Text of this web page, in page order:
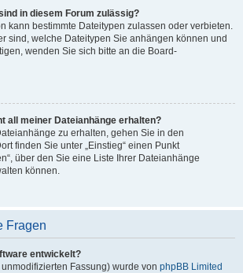
in diesem Forum zulässig?
kann bestimmte Dateitypen zulassen oder verbieten.
sind, welche Dateitypen Sie anhängen können und
wenden Sie sich bitte an die Board-
all meiner Dateianhänge erhalten?
zu erhalten, gehen Sie in den
finden Sie unter „Einstieg“ einen Punkt
über den Sie eine Liste Ihrer Dateianhänge
können.
Fragen
entwickelt?
Fassung) wurde von phpBB Limited